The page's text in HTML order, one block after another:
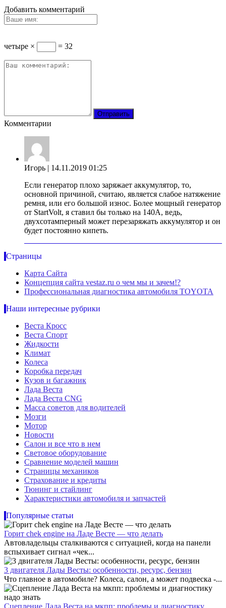
Добавить комментарий
четыре × = 32
Комментарии
Игорь | 14.11.2019 01:25
Если генератор плохо заряжает аккумулятор, то,
основной причиной, считаю, является слабое натяжение
ремня, или его большой износ. Более мощный генератор
от StartVolt, я ставил бы только на 140А, ведь,
двухсотамперный может перезаряжать аккумулятор и он
будет постоянно кипеть.
Страницы
Карта Сайта
Концепция сайта vestaz.ru о чем мы и зачем!?
Профессиональная диагностика автомобиля TOYOTA
Наши интересные рубрики
Веста Кросс
Веста Спорт
Жидкости
Климат
Колеса
Коробка передач
Кузов и багажник
Лада Веста
Лада Веста CNG
Масса советов для водителей
Мозги
Мотор
Новости
Салон и все что в нем
Световое оборудование
Сравнение моделей машин
Страницы механиков
Страхование и кредиты
Тюнинг и стайлинг
Характеристики автомобиля и запчастей
Популярные статьи
Горит chek engine на Ладе Весте — что делать
Автовладельцы сталкиваются с ситуацией, когда на панели
вспыхивает сигнал «чек...
3 двигателя Лады Весты: особенности, ресурс, бензин
Что главное в автомобиле? Колеса, салон, а может подвеска -...
Сцепление Лада Веста на мкпп: проблемы и диагностику